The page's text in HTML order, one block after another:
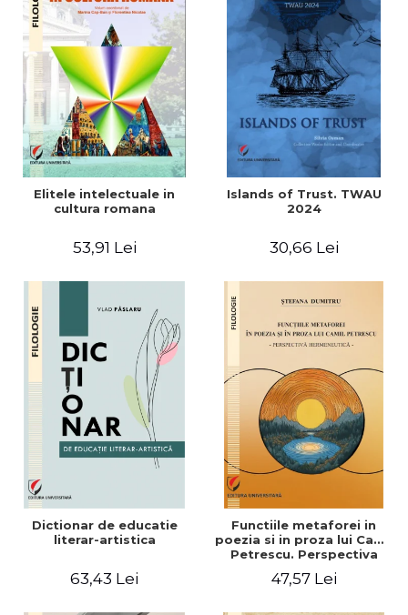
Elitele intelectuale in
cultura romana
53,91 Lei
Islands of Trust. TWAU
2024
30,66 Lei
Dictionar de educatie
literar-artistica
63,43 Lei
Functiile metaforei in
poezia si in proza lui Camil
Petrescu. Perspectiva
47,57 Lei